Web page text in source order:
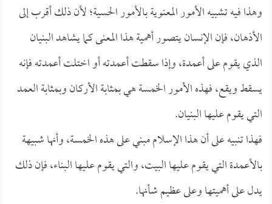
وهذا فيه تشبيه الأمور المعنوية بالأمور الحسية؛ لأن ذلك أقرب إلى
الأذهان، فإن الإنسان يتصور أهمية هذا المعنى كما يشاهد البنيان
الذي يقوم على أعمدة، وإذا سقطت أعمدته أو اختلت أعمدته فإنه
يسقط ويقع، فهذه الأمور الخمسة هي بمثابة الأركان وبمثابة العمد
التي يقوم عليها البنيان.
فهذا تنبيه على أن هذا الإسلام مبني على هذه الخمسة، وأنها شبيهة
بالأعمدة التي يقوم عليها البيت، والتي يقوم عليها البناء، فإن ذلك
يدل على أهميتها وعلى عظيم شأنها.